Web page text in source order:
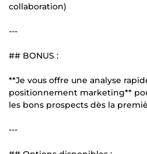
collaboration)
---
## BONUS :
**Je vous offre une analyse
positionnement marketing**
les bons prospects dès la
---